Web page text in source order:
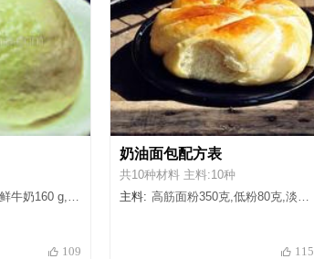
量,细白砂糖30 g,脱水奶油30 g
109
奶油面包配方表
共10种材料 主料:10种
主料: 高筋面粉350克,低粉80克,淡奶油200克,黄油40克,酵母粉4克,奶粉20克,白砂糖60克,盐4克,鸡蛋1个,牛奶80克
115